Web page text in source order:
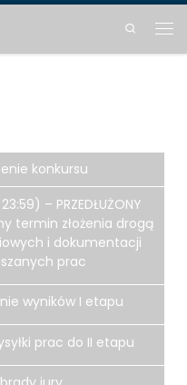
Search
konkursu
– PRZEDŁUŻONY
termin złożenia drogą
i dokumentacji
prac
wyników I etapu
prac do II etapu